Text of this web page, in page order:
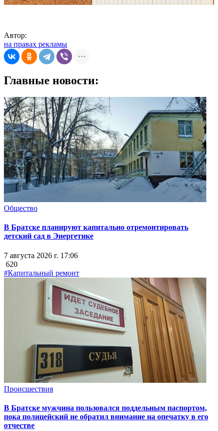
Автор:
на правах рекламы
Главные новости:
Общество
В Братске планируют капитально отремонтировать
детский сад в Энергетике
7 августа 2026 г. 17:06
620
#Капитальный ремонт
Происшествия
В Братске мужчина пользовался поддельным паспортом,
пока полицейский не обратил внимание на опечатку в его
отчестве